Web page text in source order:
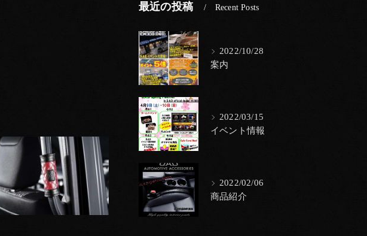
最近の投稿 Recent Posts
2022/10/28
案内
2022/03/15
イベント情報
2022/02/06
商品紹介